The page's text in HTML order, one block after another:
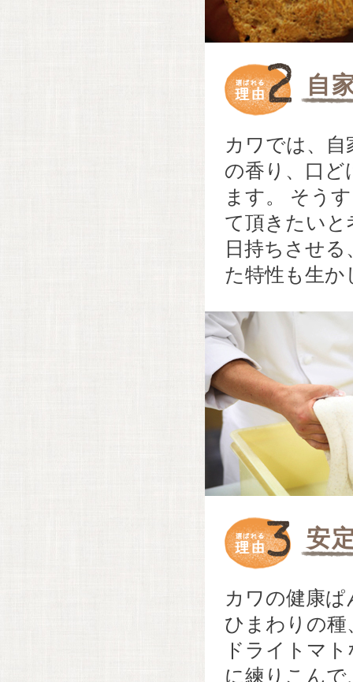
自
カワでは、
の香り、口ど
ます。 そう
て頂きたいと
日持ちさせ
た特性も生
安
カワの健康
ひまわりの種
ドライトマ
に練りこん